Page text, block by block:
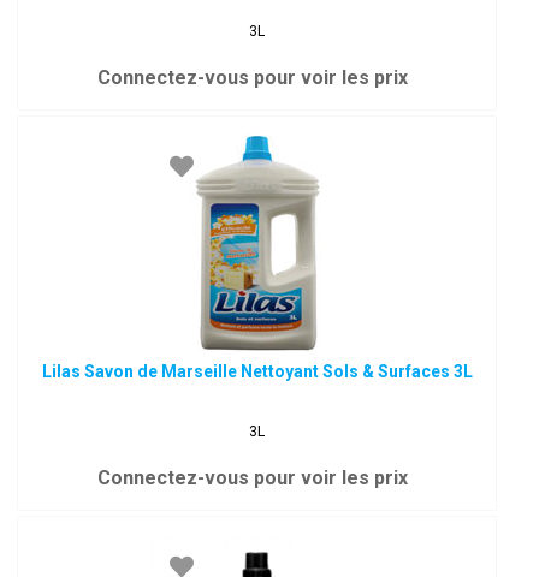
3L
Connectez-vous pour voir les prix
Lilas Savon de Marseille Nettoyant Sols & Surfaces 3L
3L
Connectez-vous pour voir les prix